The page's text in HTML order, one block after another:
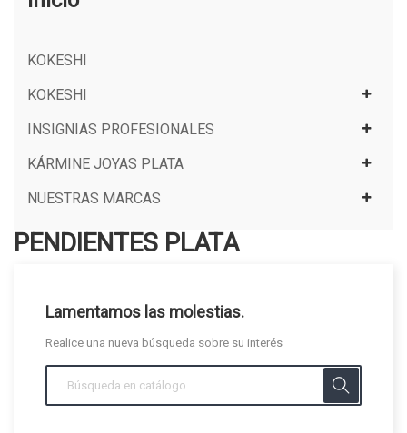
KOKESHI
KOKESHI
INSIGNIAS PROFESIONALES
KÁRMINE JOYAS PLATA
NUESTRAS MARCAS
PENDIENTES PLATA
Lamentamos las molestias.
Realice una nueva búsqueda sobre su interés